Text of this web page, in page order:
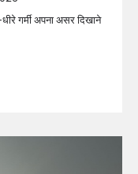
गर्मी अपना असर दिखाने